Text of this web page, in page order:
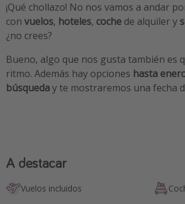
¡Qué chollazo! No nos vamos a andar
con vuelos, hoteles, coche de alquiler y
¿no crees?
Bueno, algo que nos gusta también es
ritmo. Además hay opciones hasta
búsqueday te mostraremos una fecha
A destacar
Vuelos incluidos